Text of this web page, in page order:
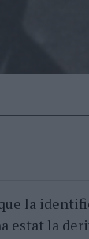
la
estat la